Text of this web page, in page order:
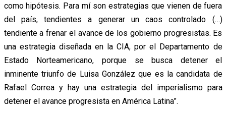
como hipótesis. Para mí son estrategias que vienen de fuera
del país, tendientes a generar un caos controlado (…)
tendiente a frenar el avance de los gobierno progresistas. Es
una estrategia diseñada en la CIA, por el Departamento de
Estado Norteamericano, porque se busca detener el
inminente triunfo de Luisa González que es la candidata de
Rafael Correa y hay una estrategia del imperialismo para
detener el avance progresista en América Latina”.